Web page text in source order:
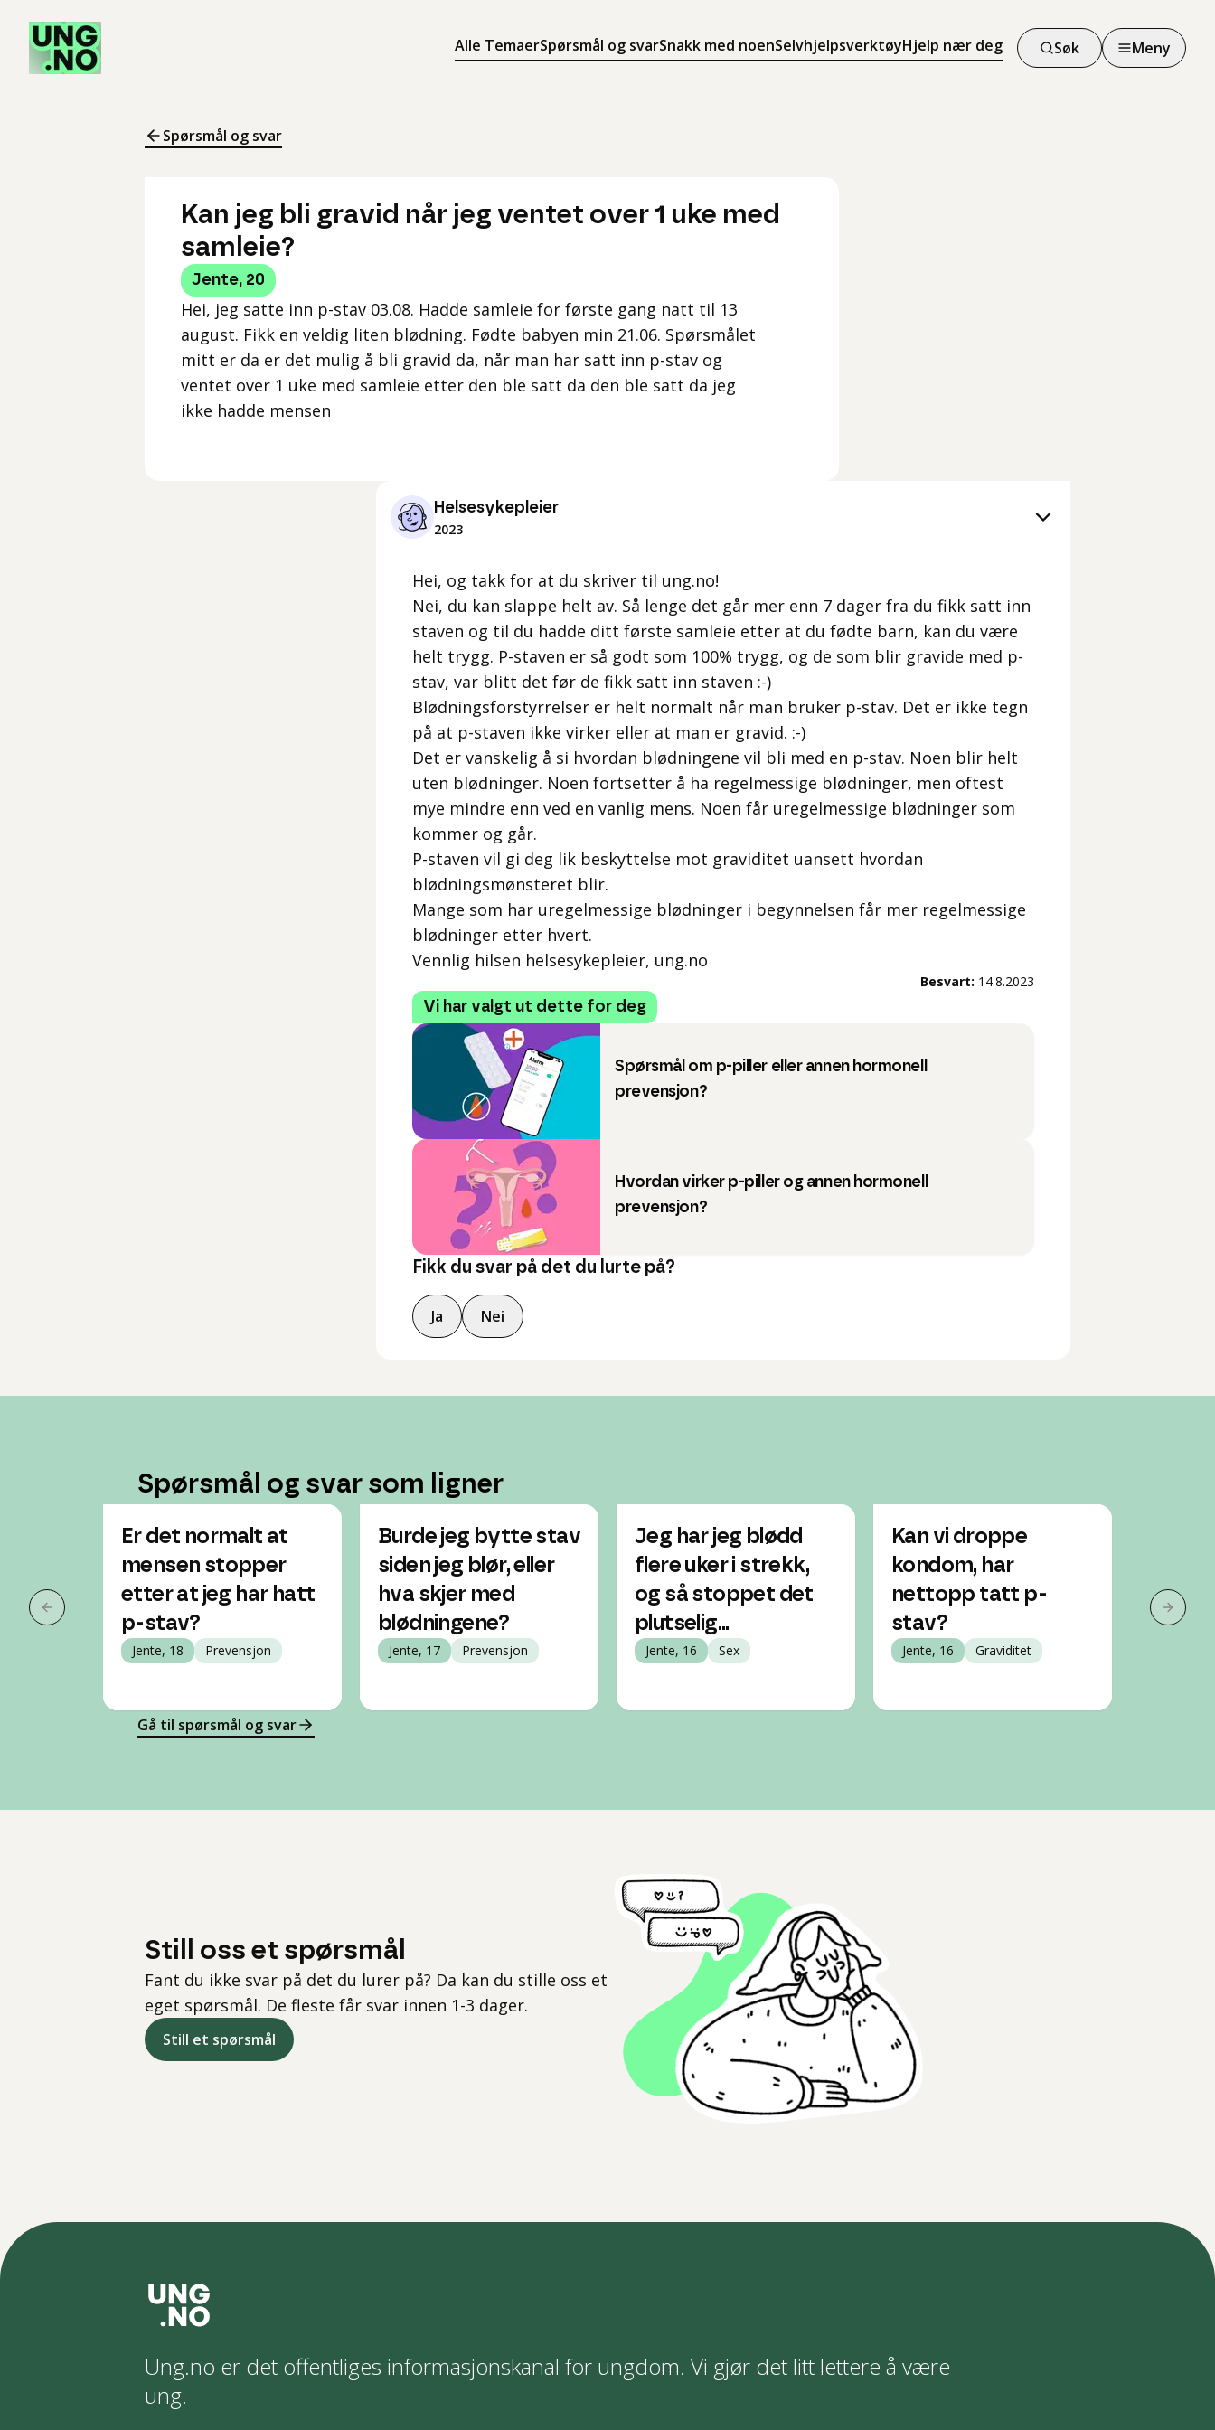
Alle TemaerSpørsmål og svarSnakk med noenSelvhjelpsverktøyHjelp nær deg
Søk
Søk
Meny
Meny
Spørsmål og svar
Kan jeg bli gravid når jeg ventet over 1 uke med
samleie?
Jente, 20
Hei, jeg satte inn p-stav 03.08. Hadde samleie for første gang natt til 13
august. Fikk en veldig liten blødning. Fødte babyen min 21.06. Spørsmålet
mitt er da er det mulig å bli gravid da, når man har satt inn p-stav og
ventet over 1 uke med samleie etter den ble satt da den ble satt da jeg
ikke hadde mensen
Helsesykepleier
2023
Hei, og takk for at du skriver til ung.no!
Nei, du kan slappe helt av. Så lenge det går mer enn 7 dager fra du fikk satt inn
staven og til du hadde ditt første samleie etter at du fødte barn, kan du være
helt trygg. P-staven er så godt som 100% trygg, og de som blir gravide med p-
stav, var blitt det før de fikk satt inn staven :-)
Blødningsforstyrrelser er helt normalt når man bruker p-stav. Det er ikke tegn
på at p-staven ikke virker eller at man er gravid. :-)
Det er vanskelig å si hvordan blødningene vil bli med en p-stav. Noen blir helt
uten blødninger. Noen fortsetter å ha regelmessige blødninger, men oftest
mye mindre enn ved en vanlig mens. Noen får uregelmessige blødninger som
kommer og går.
P-staven vil gi deg lik beskyttelse mot graviditet uansett hvordan
blødningsmønsteret blir.
Mange som har uregelmessige blødninger i begynnelsen får mer regelmessige
blødninger etter hvert.
Vennlig hilsen helsesykepleier, ung.no
Besvart: 14.8.2023
Vi har valgt ut dette for deg
Spørsmål om p-piller eller annen hormonell
prevensjon?
Hvordan virker p-piller og annen hormonell
prevensjon?
Fikk du svar på det du lurte på?
Ja Nei
Spørsmål og svar som ligner
Forrige slide
Er det normalt at
mensen stopper
etter at jeg har hatt
p-stav?
Jente, 18 Prevensjon
Burde jeg bytte stav
siden jeg blør, eller
hva skjer med
blødningene?
Jente, 17 Prevensjon
Jeg har jeg blødd
flere uker i strekk,
og så stoppet det
plutselig...
Jente, 16 Sex
Kan vi droppe
kondom, har
nettopp tatt p-
stav?
Jente, 16 Graviditet
når
stav?
Neste
Gå til spørsmål og svar
Still oss et spørsmål
Fant du ikke svar på det du lurer på? Da kan du stille oss et
eget spørsmål. De fleste får svar innen 1-3 dager.
Still et spørsmål
Ung.no er det offentliges informasjonskanal for ungdom. Vi gjør det litt lettere å være
ung.